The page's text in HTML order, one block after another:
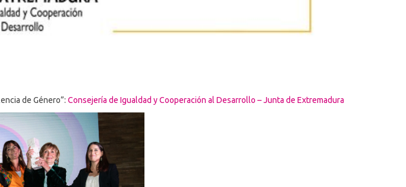
de Género”: Consejería de Igualdad y Cooperación al Desarrollo – Junta de Extremadura